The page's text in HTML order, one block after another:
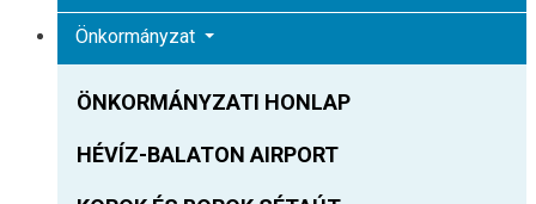
Önkormányzat
ÖNKORMÁNYZATI HONLAP
HÉVÍZ-BALATON AIRPORT